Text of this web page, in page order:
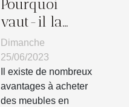
Pourquoi
vaut-il la
peine
d'acheter des
meubles en
ligne ?
Dimanche
25/06/2023
Il existe de nombreux
avantages à acheter
des meubles en